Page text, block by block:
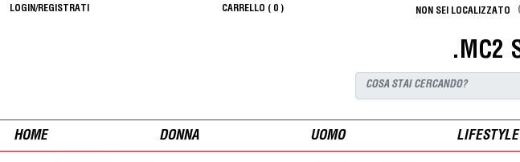
LOGIN/REGISTRATI CARRELLO (0 ) NON SEI LOCALIZZATO
.MC2
HOME DONNA UOMO LIFESTYLE